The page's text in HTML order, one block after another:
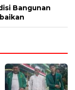
Bangunan